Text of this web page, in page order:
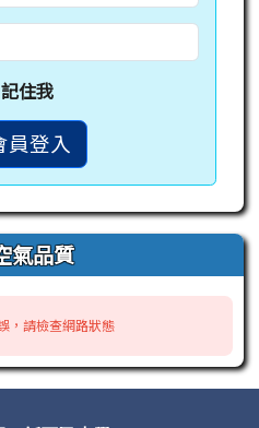
記住我
登入
氣品質
，請檢查網路狀態